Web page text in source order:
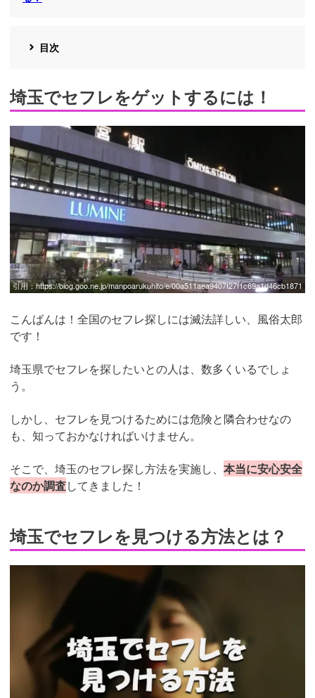
目次
埼玉でセフレをゲットするには！
引用：https://blog.goo.ne.jp/manpoarukuhito/e/00a511aea9407f27f1c69a1d46cb1871
こんばんは！全国のセフレ探しには滅法詳しい、風俗太郎
です！
埼玉県でセフレを探したいとの人は、数多くいるでしょ
う。
しかし、セフレを見つけるためには危険と隣合わせなの
も、知っておかなければいけません。
そこで、埼玉のセフレ探し方法を実施し、 本当に安心安全
なのか調査してきました！
埼玉でセフレを見つける方法とは？